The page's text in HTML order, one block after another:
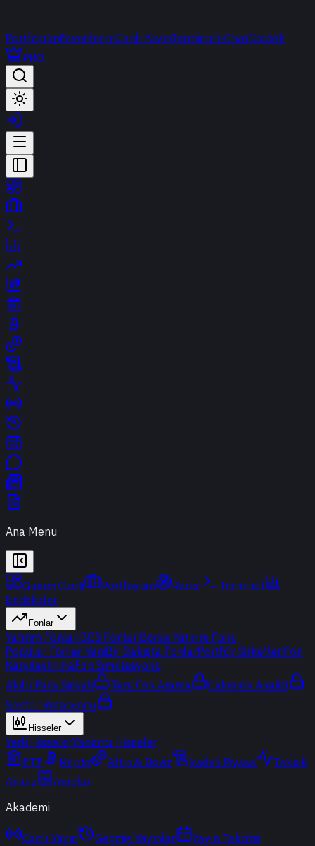
PortföyümFavorilerimCanlı YayınTerminalt-ChatDestek
PRO
Ana Menu
Günün Özeti Portföyüm Radar
Terminal
Endeksler
Fonlar
Yatırım FonlarıBES FonlarıBorsa Yatırım Fonu
Popüler Fonlar YeniBir Bakışta FonlarPortföy ŞirketleriFon
KarşılaştırmaFon Simülasyonu
Akıllı Para Sinyali
Ters Fon Arama
Çakışma Analizi
Sektör Rotasyonu
Hisseler
Yerli HisselerYabancı Hisseler
ETF
Kripto Altın & Döviz Vadeli Piyasa
Teknik
Analiz
Araçlar
Akademi
Canlı Yayın Geçmiş Yayınlar
Yayın Takvimi